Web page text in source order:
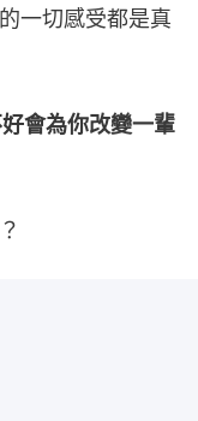
一切感受都是真
會為你改變一輩